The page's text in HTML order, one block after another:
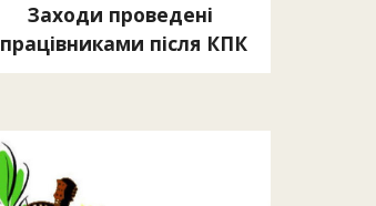
Заходи проведені
працівниками після КПК